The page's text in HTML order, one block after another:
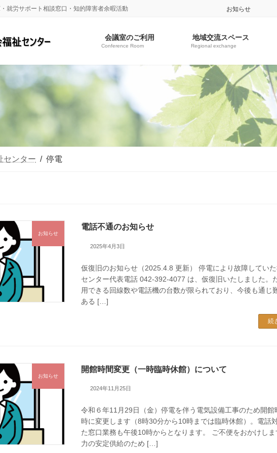
就労サポート相談窓口・知的障害者余暇活動 お知らせ
会議室のご利用
Conference Room
地域交流スペース
Regional exchange
センター 停電
お知らせ
電話不通のお知らせ
2025年4月3日
仮復旧のお知らせ（2025.4.8 更新） 停電により故障してい
センター代表電話 042-392-4077 は、仮復旧いたしました。
用できる回線数や電話機の台数が限られており、今後も通じ
ある […]
続
お知らせ
開館時間変更（一時臨時休館）について
2024年11月25日
令和６年11月29日（金）停電を伴う電気設備工事のため開館
時に変更します（8時30分から10時までは臨時休館）。電話
た窓口業務も午後10時からとなります。 ご不便をおかけし
力の安定供給のため […]